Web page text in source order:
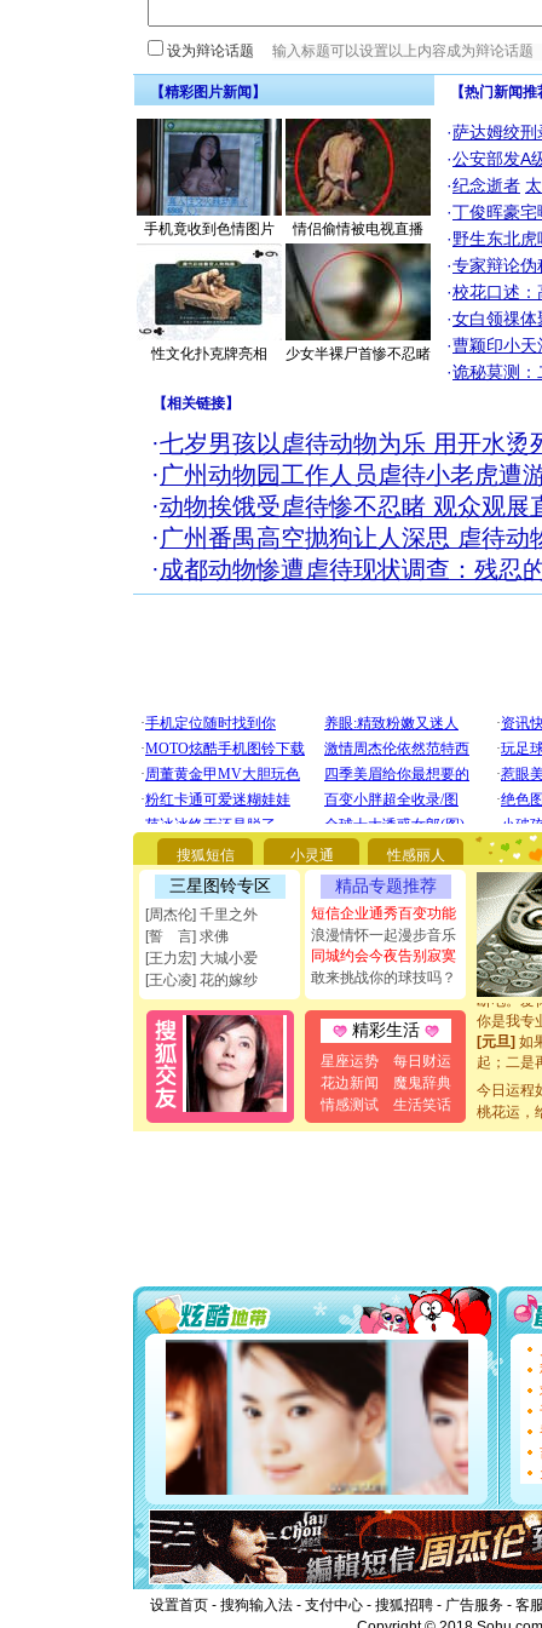
设为辩论话题
【精彩图片新闻】
手机竟收到色情图片 情侣偷情被电视直播
性文化扑克牌亮相 少女半裸尸首惨不忍睹
【热门新闻
·萨达姆绞刑
·公安部发A
·纪念逝者
·丁俊晖豪
·野生东北
·专家辩论伪
·校花口述：
·女白领祼体
·曹颖印小天
·诡秘莫测：
【相关链接】
·七岁男孩以虐待动物为乐 用开水烫
·广州动物园工作人员虐待小老虎遭
·动物挨饿受虐待惨不忍睹 观众观展
·广州番禺高空抛狗让人深思 虐待动
·成都动物惨遭虐待现状调查：残忍
搜狐短信 小灵通 性感丽人
三星图铃专区
[周杰伦] 千里之外
[誓 言] 求佛
[王力宏] 大城小爱
[王心凌] 花的嫁纱
精品专题推荐
短信企业通秀百变功能
浪漫情怀一起漫步音乐
同城约会今夜告别寂寞
敢来挑战你的球技吗？
精彩生活
星座运势
每日财运
花边新闻
魔鬼辞典
情感测试
生活笑话
[圣诞节]
你太多
要平安！
[圣诞节]
能正大光
都要快乐
[圣诞节]
如意,快
[元旦]看
断电。爱
你是我专
[元旦]如
起；二是
离。水晶
[元旦]当
泣，这痛
卖了。水
你太多，
要平安
[圣诞节]
能正大
都要快乐
[圣诞节]
如意,快
[元旦]
断电。
你是我
[元旦]如
起；二是
离。水晶
[元旦]当
泣，这痛
卖了。水
今日运程
桃花运，
设置首页 - 搜狗输入法 - 支付中心 - 搜狐招聘 - 广告服务 - 客